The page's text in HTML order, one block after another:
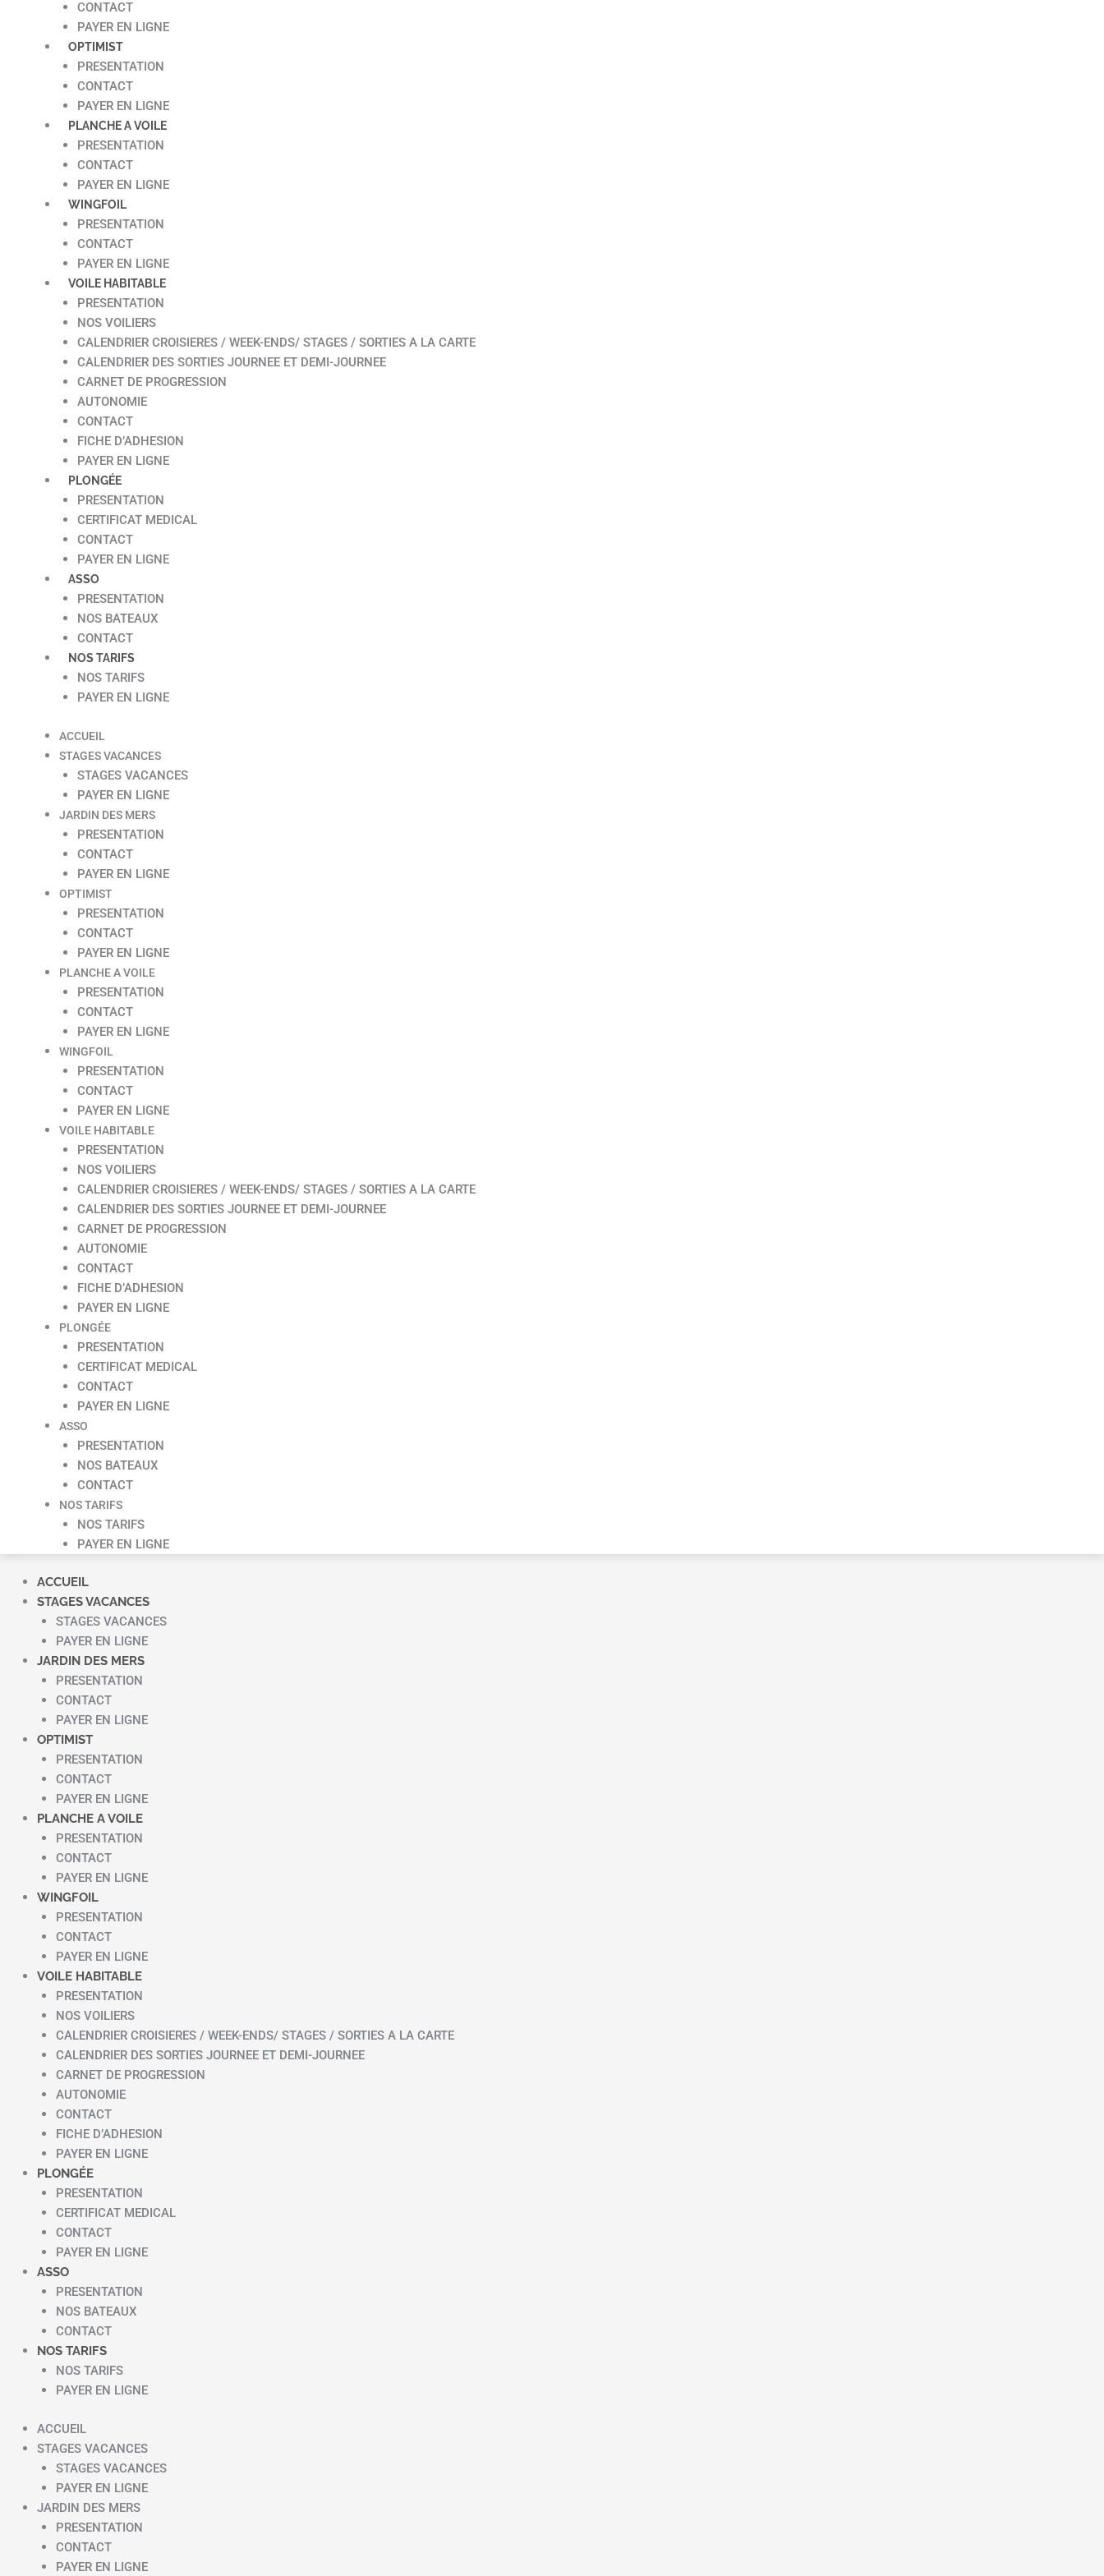
CONTACT
PAYER EN LIGNE
OPTIMIST
PRESENTATION
CONTACT
PAYER EN LIGNE
PLANCHE A VOILE
PRESENTATION
CONTACT
PAYER EN LIGNE
WINGFOIL
PRESENTATION
CONTACT
PAYER EN LIGNE
VOILE HABITABLE
PRESENTATION
NOS VOILIERS
CALENDRIER CROISIERES / WEEK-ENDS/ STAGES / SORTIES A LA CARTE
CALENDRIER DES SORTIES JOURNEE ET DEMI-JOURNEE
CARNET DE PROGRESSION
AUTONOMIE
CONTACT
FICHE D’ADHESION
PAYER EN LIGNE
PLONGÉE
PRESENTATION
CERTIFICAT MEDICAL
CONTACT
PAYER EN LIGNE
ASSO
PRESENTATION
NOS BATEAUX
CONTACT
NOS TARIFS
NOS TARIFS
PAYER EN LIGNE
ACCUEIL
STAGES VACANCES
STAGES VACANCES
PAYER EN LIGNE
JARDIN DES MERS
PRESENTATION
CONTACT
PAYER EN LIGNE
OPTIMIST
PRESENTATION
CONTACT
PAYER EN LIGNE
PLANCHE A VOILE
PRESENTATION
CONTACT
PAYER EN LIGNE
WINGFOIL
PRESENTATION
CONTACT
PAYER EN LIGNE
VOILE HABITABLE
PRESENTATION
NOS VOILIERS
CALENDRIER CROISIERES / WEEK-ENDS/ STAGES / SORTIES A LA CARTE
CALENDRIER DES SORTIES JOURNEE ET DEMI-JOURNEE
CARNET DE PROGRESSION
AUTONOMIE
CONTACT
FICHE D’ADHESION
PAYER EN LIGNE
PLONGÉE
PRESENTATION
CERTIFICAT MEDICAL
CONTACT
PAYER EN LIGNE
ASSO
PRESENTATION
NOS BATEAUX
CONTACT
NOS TARIFS
NOS TARIFS
PAYER EN LIGNE
ACCUEIL
STAGES VACANCES
STAGES VACANCES
PAYER EN LIGNE
JARDIN DES MERS
PRESENTATION
CONTACT
PAYER EN LIGNE
OPTIMIST
PRESENTATION
CONTACT
PAYER EN LIGNE
PLANCHE A VOILE
PRESENTATION
CONTACT
PAYER EN LIGNE
WINGFOIL
PRESENTATION
CONTACT
PAYER EN LIGNE
VOILE HABITABLE
PRESENTATION
NOS VOILIERS
CALENDRIER CROISIERES / WEEK-ENDS/ STAGES / SORTIES A LA CARTE
CALENDRIER DES SORTIES JOURNEE ET DEMI-JOURNEE
CARNET DE PROGRESSION
AUTONOMIE
CONTACT
FICHE D’ADHESION
PAYER EN LIGNE
PLONGÉE
PRESENTATION
CERTIFICAT MEDICAL
CONTACT
PAYER EN LIGNE
ASSO
PRESENTATION
NOS BATEAUX
CONTACT
NOS TARIFS
NOS TARIFS
PAYER EN LIGNE
ACCUEIL
STAGES VACANCES
STAGES VACANCES
PAYER EN LIGNE
JARDIN DES MERS
PRESENTATION
CONTACT
PAYER EN LIGNE